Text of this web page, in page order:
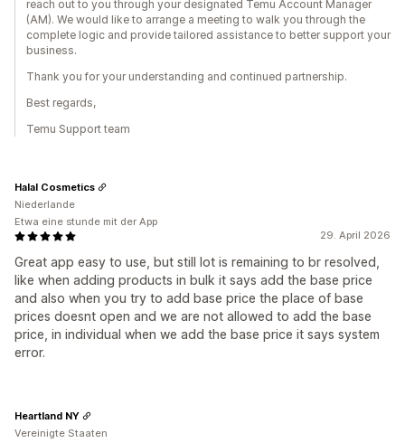
reach out to you through your designated Temu Account Manager
(AM). We would like to arrange a meeting to walk you through the
complete logic and provide tailored assistance to better support your
business.
Thank you for your understanding and continued partnership.
Best regards,
Temu Support team
29. April 2026
Great app easy to use, but still lot is remaining to br resolved,
like when adding products in bulk it says add the base price
and also when you try to add base price the place of base
prices doesnt open and we are not allowed to add the base
price, in individual when we add the base price it says system
error.
Halal Cosmetics
Niederlande
Etwa eine stunde mit der App
Heartland NY
Vereinigte Staaten